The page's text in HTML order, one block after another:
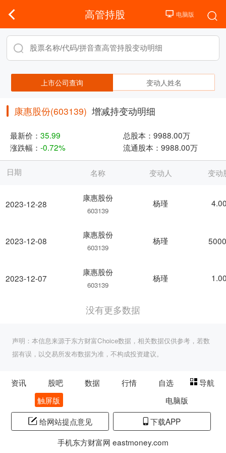
高管持股
上市公司查询 变动人姓名
康惠股份(603139) 增减持变动明细
最新价： 35.99 总股本： 9988.00万
涨跌幅： -0.72% 流通股本： 9988.00万
日期
2023-12-28
2023-12-08
2023-12-07
名称 变动人 变动
康惠股份
603139
杨瑾
康惠股份
603139
杨瑾
康惠股份
603139
杨瑾
没有更多数据
声明：本信息来源于东方财富Choice数据，相关数据仅供参考，若数
据有误，以交易所发布数据为准，不构成投资建议。
资讯 股吧 数据 行情 自选
导航
触屏版
电脑版
给网站提点意见
下载APP
手机东方财富网 eastmoney.com